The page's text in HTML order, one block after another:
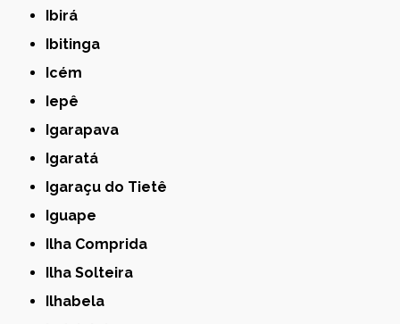
Ibirá
Ibitinga
Icém
Iepê
Igarapava
Igaratá
Igaraçu do Tietê
Iguape
Ilha Comprida
Ilha Solteira
Ilhabela